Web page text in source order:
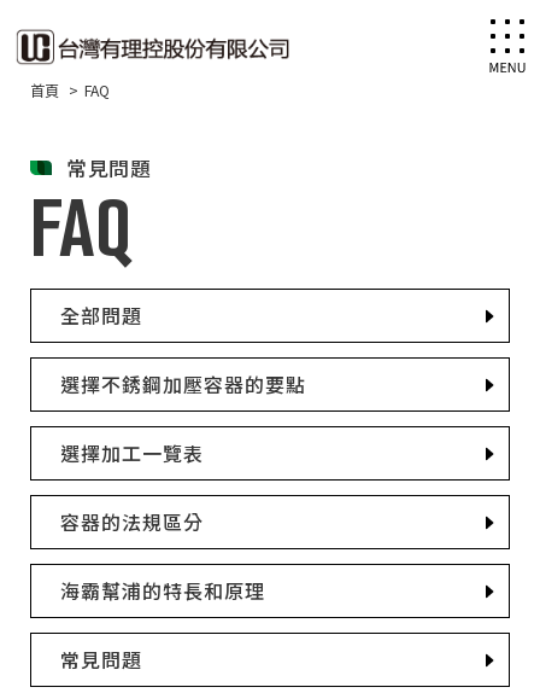
首頁 FAQ
常見問題
FAQ
全部問題
選擇不銹鋼加壓容器的要點
選擇加工一覽表
容器的法規區分
海霸幫浦的特長和原理
常見問題